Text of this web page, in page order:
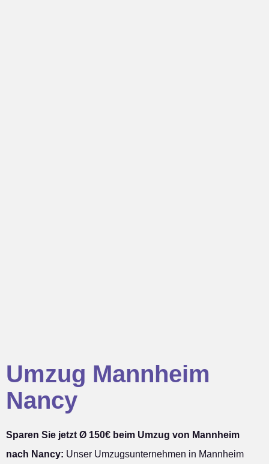
Umzug Mannheim
Nancy
Sparen Sie jetzt Ø 150€ beim Umzug von Mannheim
nach Nancy: Unser Umzugsunternehmen in Mannheim